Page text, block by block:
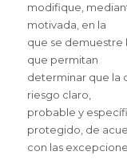
modifique,
motivada, en la
que se demuestre
que permitan
determinar que la
riesgo claro,
probable y
protegido, de
con las